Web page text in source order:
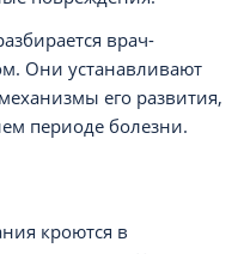
врач-
Они устанавливают
его развития,
периоде болезни.
кроются в